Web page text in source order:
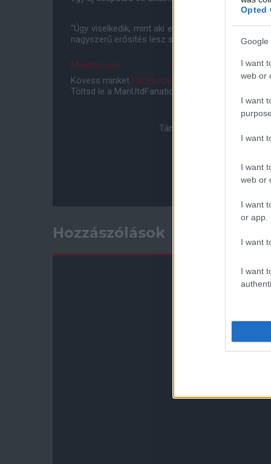
Opted
Google
I want
web or
I want
I want
I want
web or
I want
or app.
I want
I want
"Úgy viselkedik, mint aki egy a sok közül és
nagyszerű erősítés lesz számunkra."
Manutd.com
Kövess minket Facebookon és
Töltsd le a ManUtdFanatics.hu mobil applikációt
Támogasd adományoddal a
Hozzászólások